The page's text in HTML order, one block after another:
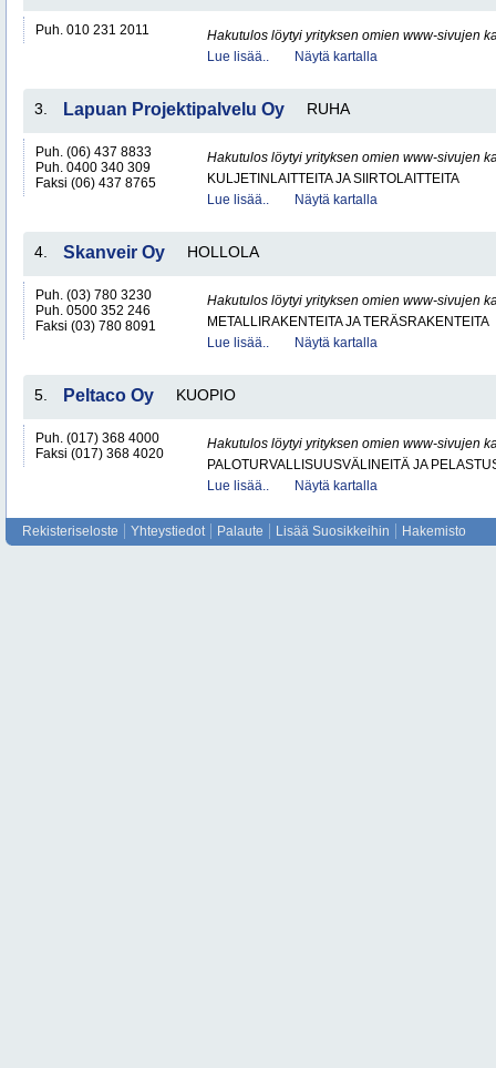
Puh. 010 231 2011
Hakutulos löytyi yrityksen omien www-sivujen
Lue lisää..
Näytä kartalla
3. Lapuan Projektipalvelu Oy RUHA
Puh. (06) 437 8833
Puh. 0400 340 309
Faksi (06) 437 8765
Hakutulos löytyi yrityksen omien www-sivujen
KULJETINLAITTEITA JA SIIRTOLAITTEITA
Lue lisää..
Näytä kartalla
4. Skanveir Oy HOLLOLA
Puh. (03) 780 3230
Puh. 0500 352 246
Faksi (03) 780 8091
Hakutulos löytyi yrityksen omien www-sivujen
METALLIRAKENTEITA JA TERÄSRAKENTEITA
Lue lisää..
Näytä kartalla
5. Peltaco Oy KUOPIO
Puh. (017) 368 4000
Faksi (017) 368 4020
Hakutulos löytyi yrityksen omien www-sivujen
PALOTURVALLISUUSVÄLINEITÄ JA
Lue lisää..
Näytä kartalla
Rekisteriseloste Yhteystiedot Palaute Lisää Suosikkeihin Hakemisto